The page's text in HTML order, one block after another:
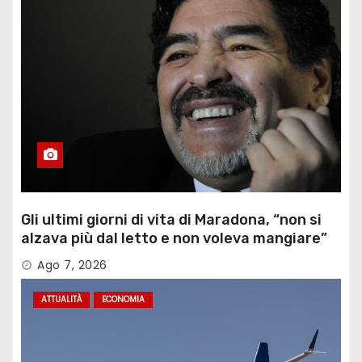
Gli ultimi giorni di vita di Maradona, “non si
alzava più dal letto e non voleva mangiare”
Ago 7, 2026
ATTUALITÀ ECONOMIA